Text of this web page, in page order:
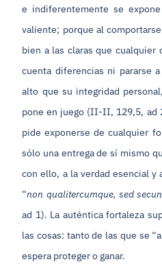
e indiferentemente se
valiente; porque al
bien a las claras que cualquier
cuenta diferencias ni pararse
alto que su integridad
pone en juego (II-II, 129,5, ad
pide exponerse de cualquier
sólo una entrega de sí mismo
con ello, a la verdad esencial y
“non qualitercumque, sed
ad 1). La auténtica fortaleza
las cosas: tanto de las que se
espera proteger o ganar.